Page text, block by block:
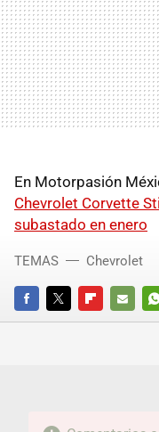
En Motorpasión
Chevrolet Corvette
subastado en enero
FACEBOOKTWITTERFLIPBOARD
E-
TEMAS Chevrolet